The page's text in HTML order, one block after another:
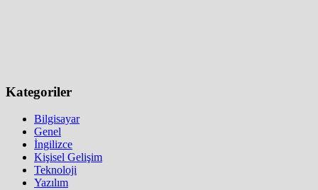
Kategoriler
Bilgisayar
Genel
İngilizce
Kişisel Gelişim
Teknoloji
Yazılım